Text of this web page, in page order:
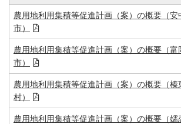
農用地利用集積等促進計画（案）の概要（安
市）
農用地利用集積等促進計画（案）の概要（富
市）
農用地利用集積等促進計画（案）の概要（榛
村）
農用地利用集積等促進計画（案）の概要（嬬